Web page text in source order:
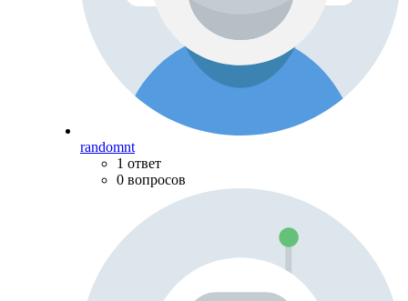
randomnt
1 ответ
0 вопросов